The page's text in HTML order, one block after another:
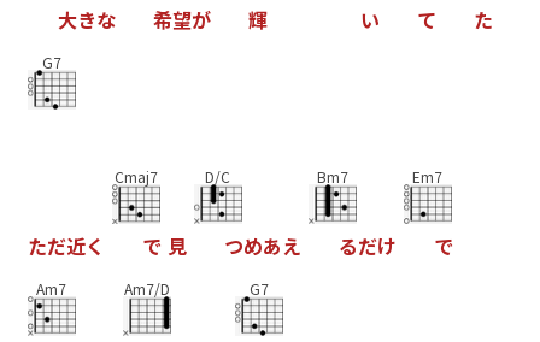
大きな 希望が 輝 い て た
G7
ただ近く
Cmaj7
で 見
D/C
つめあえ
Bm7
るだけ
Em7
で
Am7 Am7/D G7